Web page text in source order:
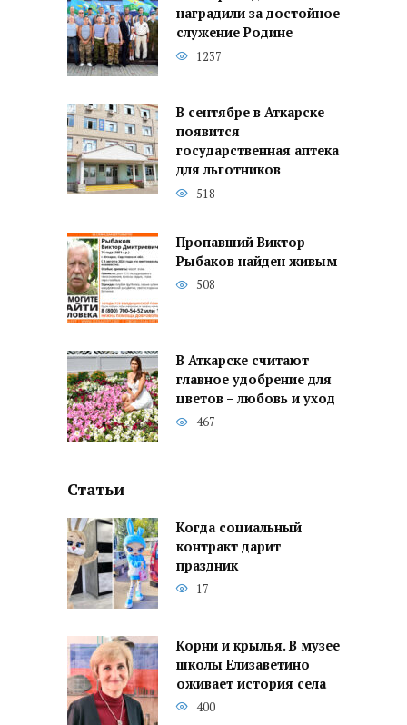
наградили за достойное
служение Родине
1237
В сентябре в Аткарске
появится
государственная аптека
для льготников
518
Пропавший Виктор
Рыбаков найден живым
508
В Аткарске считают
главное удобрение для
цветов – любовь и уход
467
Статьи
Когда социальный
контракт дарит
праздник
17
Корни и крылья. В музее
школы Елизаветино
оживает история села
400